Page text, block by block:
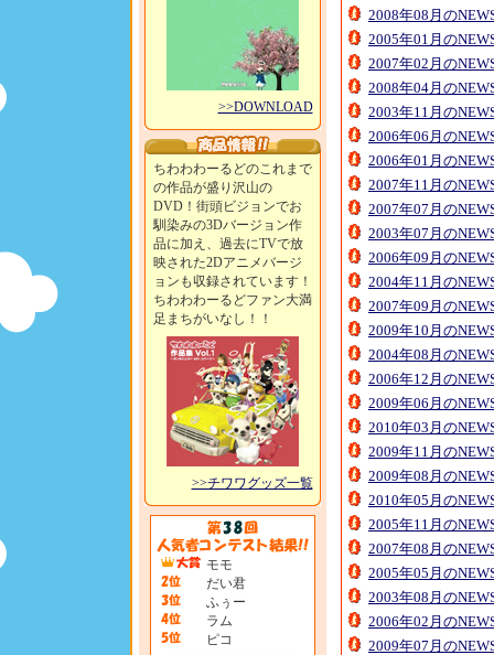
>>DOWNLOAD
ちわわわーるどのこれまで
の作品が盛り沢山の
DVD！街頭ビジョンでお
馴染みの3Dバージョン作
品に加え、過去にTVで放
映された2Dアニメバージ
ョンも収録されています！
ちわわわーるどファン大満
足まちがいなし！！
>>チワワグッズ一覧
モモ
だい君
ふぅー
ラム
ピコ
2008年08月の
2005年01月の
2007年02月の
2008年04月の
2003年11月の
2006年06月の
2006年01月の
2007年11月の
2007年07月の
2003年07月の
2006年09月の
2004年11月の
2007年09月の
2009年10月の
2004年08月の
2006年12月の
2009年06月の
2010年03月の
2009年11月の
2009年08月の
2010年05月の
2005年11月の
2007年08月の
2005年05月の
2003年08月の
2006年02月の
2009年07月の